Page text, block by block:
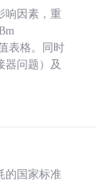
响因素，重
表格。同时
器问题）及
的国家标准